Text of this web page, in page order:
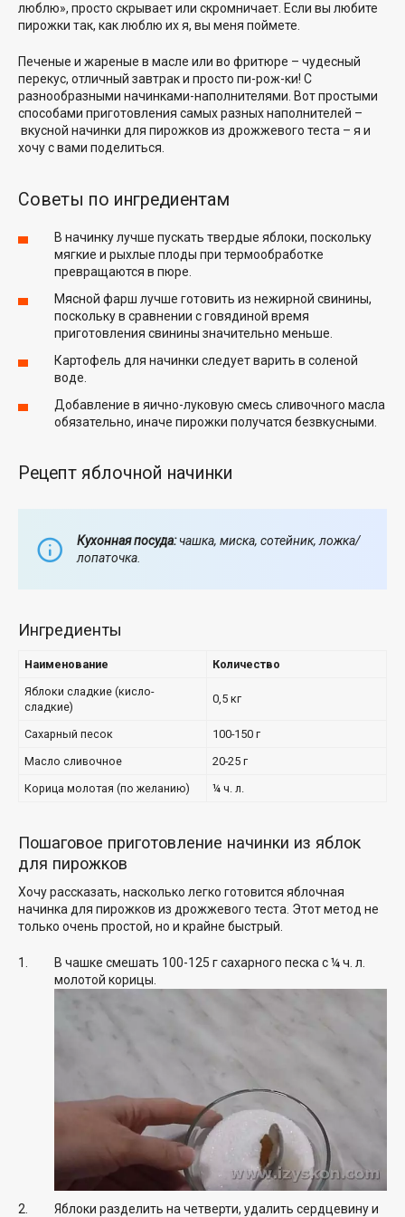
люблю», просто скрывает или скромничает. Если вы любите
пирожки так, как люблю их я, вы меня поймете.
Печеные и жареные в масле или во фритюре – чудесный
перекус, отличный завтрак и просто пи-рож-ки! С
разнообразными начинками-наполнителями. Вот простыми
способами приготовления самых разных наполнителей –
вкусной начинки для пирожков из дрожжевого теста – я и
хочу с вами поделиться.
Советы по ингредиентам
В начинку лучше пускать твердые яблоки, поскольку
мягкие и рыхлые плоды при термообработке
превращаются в пюре.
Мясной фарш лучше готовить из нежирной свинины,
поскольку в сравнении с говядиной время
приготовления свинины значительно меньше.
Картофель для начинки следует варить в соленой
воде.
Добавление в яично-луковую смесь сливочного масла
обязательно, иначе пирожки получатся безвкусными.
Рецепт яблочной начинки
Кухонная посуда:чашка, миска, сотейник, ложка/
лопаточка.
Ингредиенты
Наименование
Количество
Яблоки сладкие (кисло-
сладкие)
0,5 кг
Сахарный песок
100-150 г
Масло сливочное
20-25 г
Корица молотая (по желанию)
¼ ч. л.
Пошаговое приготовление начинки из яблок
для пирожков
Хочу рассказать, насколько легко готовится яблочная
начинка для пирожков из дрожжевого теста. Этот метод не
только очень простой, но и крайне быстрый.
В чашке смешать 100-125 г сахарного песка с ¼ ч. л.
молотой корицы.
Яблоки разделить на четверти, удалить сердцевину и